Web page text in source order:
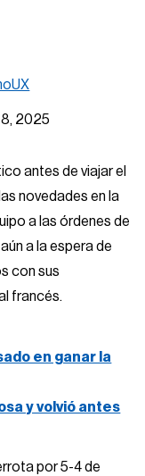
8, 2025
antes de viajar el
novedades en la
a las órdenes de
a la espera de
con sus
francés.
en ganar la
y volvió antes
por 5-4 de